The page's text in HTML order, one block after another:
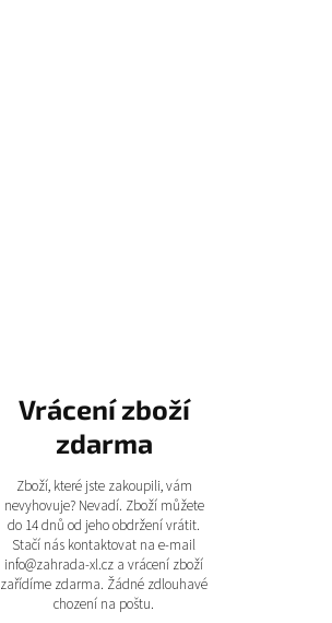
Vrácení zboží
zdarma
Zboží, které jste zakoupili, vám
nevyhovuje? Nevadí. Zboží můžete
do 14 dnů od jeho obdržení vrátit.
Stačí nás kontaktovat na e-mail
info@zahrada-xl.cz a vrácení zboží
zařídíme zdarma. Žádné zdlouhavé
chození na poštu.